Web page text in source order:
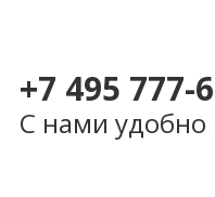
+7 495 777-
С нами удобно